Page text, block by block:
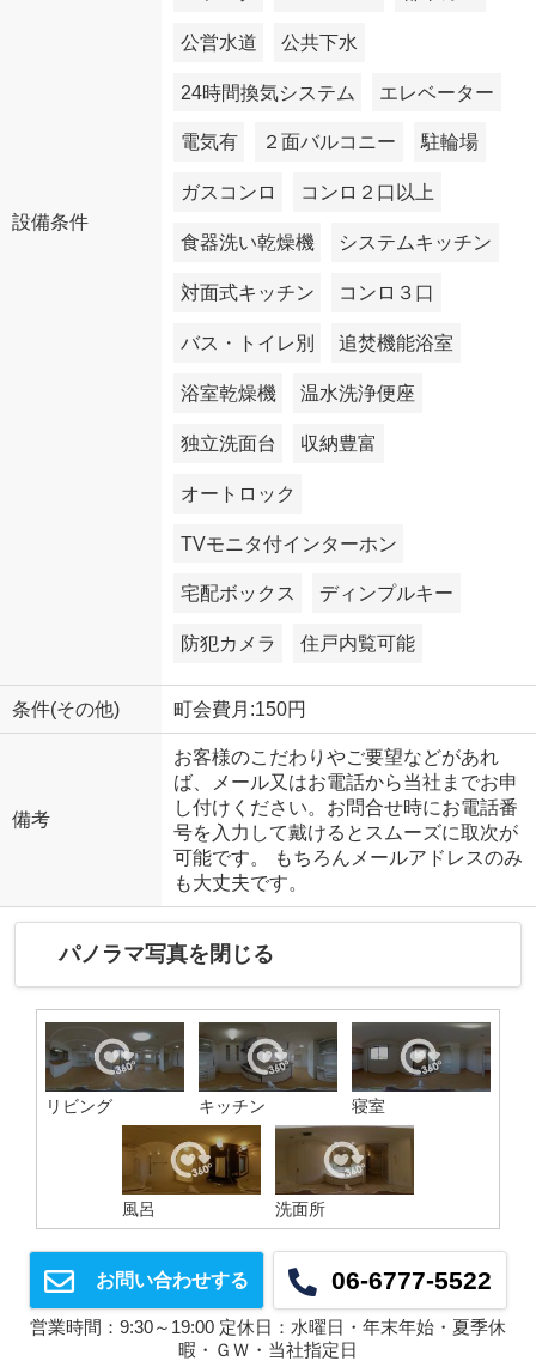
設備条件
公営水道 公共下水
24時間換気システム エレベーター
電気有 ２面バルコニー 駐輪場
ガスコンロ コンロ２口以上
食器洗い乾燥機 システムキッチン
対面式キッチン コンロ３口
バス・トイレ別 追焚機能浴室
浴室乾燥機 温水洗浄便座
独立洗面台 収納豊富
オートロック
TVモニタ付インターホン
宅配ボックス ディンプルキー
防犯カメラ 住戸内覧可能
条件(その他) 町会費月:150円
備考
お客様のこだわりやご要望などがあれ
ば、メール又はお電話から当社までお申
し付けください。お問合せ時にお電話番
号を入力して戴けるとスムーズに取次が
可能です。 もちろんメールアドレスのみ
も大丈夫です。
パノラマ写真を閉じる
リビング キッチン 寝室
風呂 洗面所
お問い合わせする 06-6777-5522
営業時間：9:30～19:00 定休日：水曜日・年末年始・夏季休
暇・ＧＷ・当社指定日